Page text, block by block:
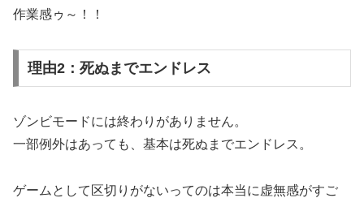
作業感ゥ～！！
理由2：死ぬまでエンドレス
ゾンビモードには終わりがありません。
一部例外はあっても、基本は死ぬまでエンドレス。
ゲームとして区切りがないってのは本当に虚無感がすご